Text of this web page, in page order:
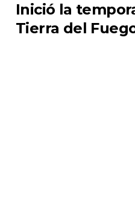
Inició la
Tierra del